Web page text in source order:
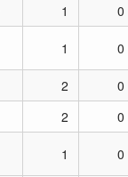
1 0
1 0
2 0
2 0
1 0